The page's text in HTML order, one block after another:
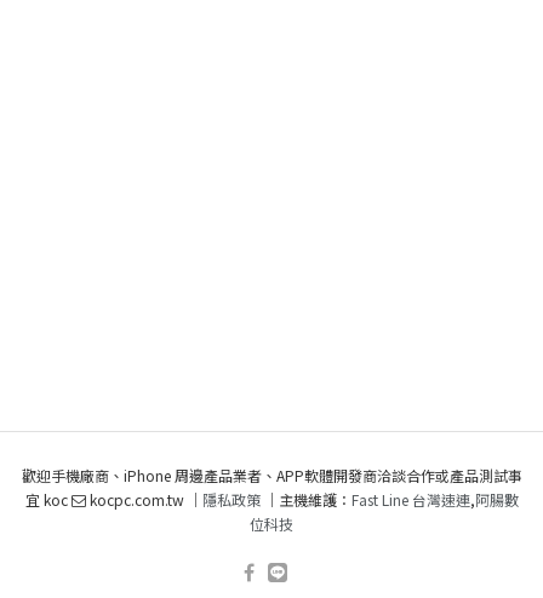
歡迎手機廠商、iPhone 周邊產品業者、APP軟體開發商洽談合作或產品測試事
宜 koc
kocpc.com.tw ｜ 隱私政策｜主機維護： Fast Line 台灣速連,阿腸數
位科技